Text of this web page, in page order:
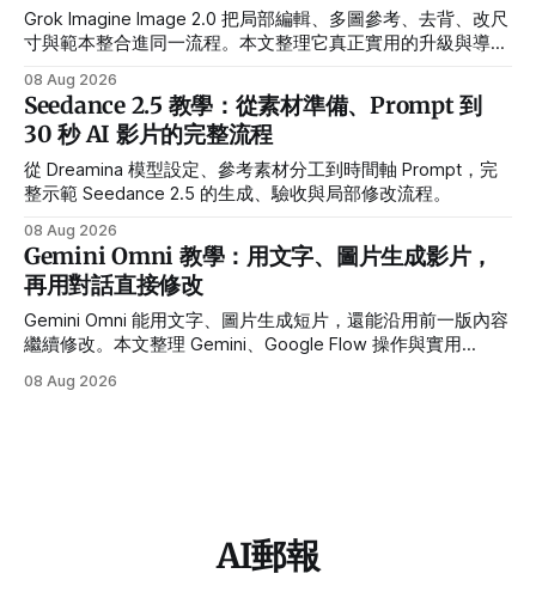
Grok Imagine Image 2.0 把局部編輯、多圖參考、去背、改尺
寸與範本整合進同一流程。本文整理它真正實用的升級與導入
08 Aug 2026
Seedance 2.5 教學：從素材準備、Prompt 到
30 秒 AI 影片的完整流程
從 Dreamina 模型設定、參考素材分工到時間軸 Prompt，完
整示範 Seedance 2.5 的生成、驗收與局部修改流程。
08 Aug 2026
Gemini Omni 教學：用文字、圖片生成影片，
再用對話直接修改
Gemini Omni 能用文字、圖片生成短片，還能沿用前一版內容
繼續修改。本文整理 Gemini、Google Flow 操作與實用
08 Aug 2026
AI郵報